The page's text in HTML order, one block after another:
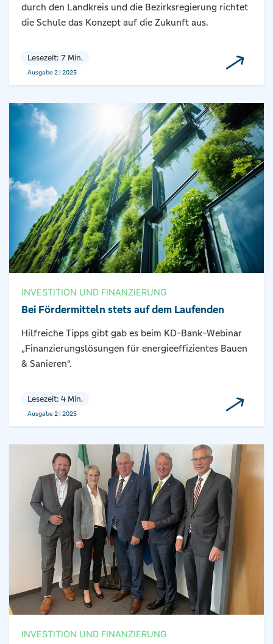
durch den Landkreis und die Bezirksregierung richtet
die Schule das Konzept auf die Zukunft aus.
Lesezeit: 7 Min.
Ausgabe 2 | 2025
INVESTITION UND FINANZIERUNG
Bei Fördermitteln stets auf dem Laufenden
Hilfreiche Tipps gibt gab es beim KD-Bank-Webinar
„Finanzierungslösungen für energieeffizientes Bauen
& Sanieren“.
Lesezeit: 4 Min.
Ausgabe 2 | 2025
INVESTITION UND FINANZIERUNG